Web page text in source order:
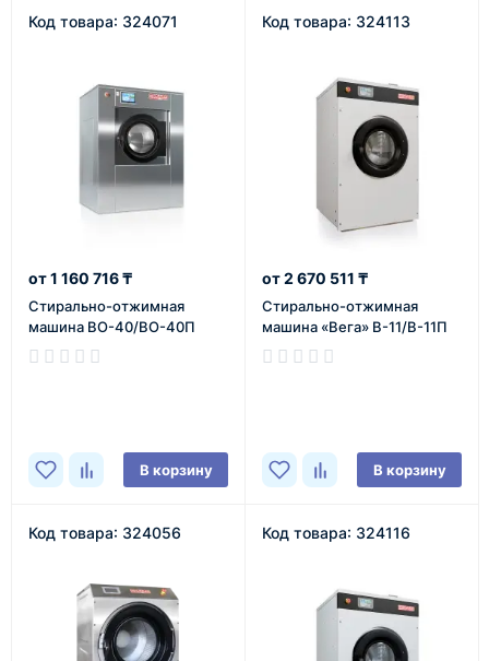
Код товара: 324071
1 160 716 ₸
Cтирально-отжимная
машина ВО-40/ВО-40П
В корзину
Код товара: 324113
2 670 511 ₸
Cтирально-отжимная
машина «Вега» В-11/В-11П
В корзину
Код товара: 324056 Код товара: 324116